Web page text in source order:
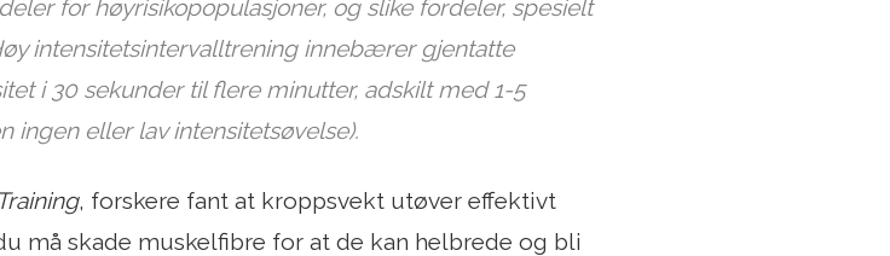
for høyrisikopopulasjoner, og slike fordeler, spesielt
intensitetsintervalltrening innebærer gjentatte
i 30 sekunder til flere minutter, adskilt med 1-5
ingen eller lav intensitetsøvelse).
, forskere fant at kroppsvekt utøver effektivt
må skade muskelfibre for at de kan helbrede og bli